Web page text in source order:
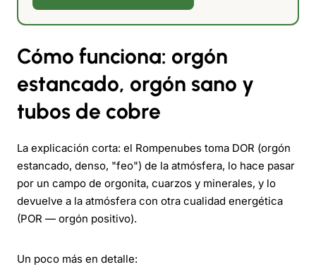
Cómo funciona: orgón
estancado, orgón sano y
tubos de cobre
La explicación corta: el Rompenubes toma DOR (orgón
estancado, denso, "feo") de la atmósfera, lo hace pasar
por un campo de orgonita, cuarzos y minerales, y lo
devuelve a la atmósfera con otra cualidad energética
(POR — orgón positivo).
Un poco más en detalle: